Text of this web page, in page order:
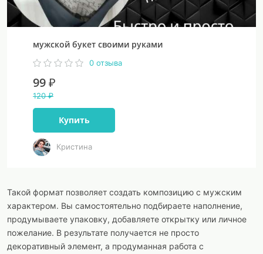
мужской букет своими руками
0 отзыва
99 ₽
120 ₽
Купить
Кристина
Такой формат позволяет создать композицию с мужским
характером. Вы самостоятельно подбираете наполнение,
продумываете упаковку, добавляете открытку или личное
пожелание. В результате получается не просто
декоративный элемент, а продуманная работа с